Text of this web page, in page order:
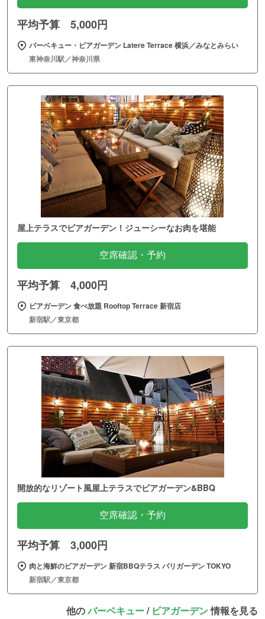
平均予算 5,000円
バーベキュー・ビアガーデン Latere Terrace 横浜／みなとみらい
東神奈川駅／神奈川県
屋上テラスでビアガーデン！ジューシーなお肉を堪能
空席確認・予約
平均予算 4,000円
ビアガーデン 食べ放題 Rooftop Terrace 新宿店
新宿駅／東京都
開放的なリゾート風屋上テラスでビアガーデン&BBQ
空席確認・予約
平均予算 3,000円
肉と海鮮のビアガーデン 新宿BBQテラス バリガーデン TOKYO
新宿駅／東京都
他のバーベキュー/ ビアガーデン情報を見る